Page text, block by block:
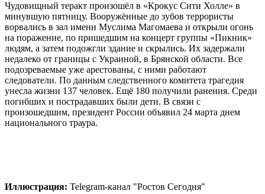
Чудовищный теракт произошёл в «Крокус Сити Холле» в
минувшую пятницу. Вооружённые до зубов террористы
ворвались в зал имени Муслима Магомаева и открыли огонь
на поражение, по пришедшим на концерт группы «Пикник»
людям, а затем подожгли здание и скрылись. Их задержали
недалеко от границы с Украиной, в Брянской области. Все
подозреваемые уже арестованы, с ними работают
следователи. По данным следственного комитета трагедия
унесла жизни 137 человек. Ещё 180 получили ранения. Среди
погибших и пострадавших были дети. В связи с
произошедшим, президент России объявил 24 марта днем
национального траура.
Иллюстрация: Telegram-канал "Ростов Сегодня"